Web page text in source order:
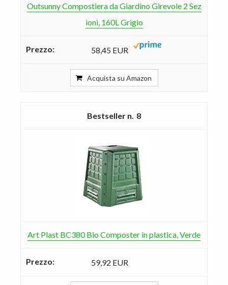
Outsunny Compostiera da Giardino Girevole 2 Sez
ioni, 160L Grigio
58,45 EUR
Acquista su Amazon
8
Art Plast BC380 Bio Composter in plastica, Verde
59,92 EUR